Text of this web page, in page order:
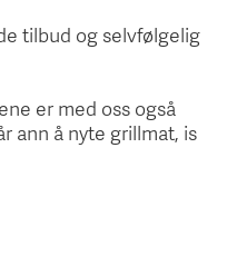
tilbud og selvfølgelig
er med oss også
ann å nyte grillmat, is